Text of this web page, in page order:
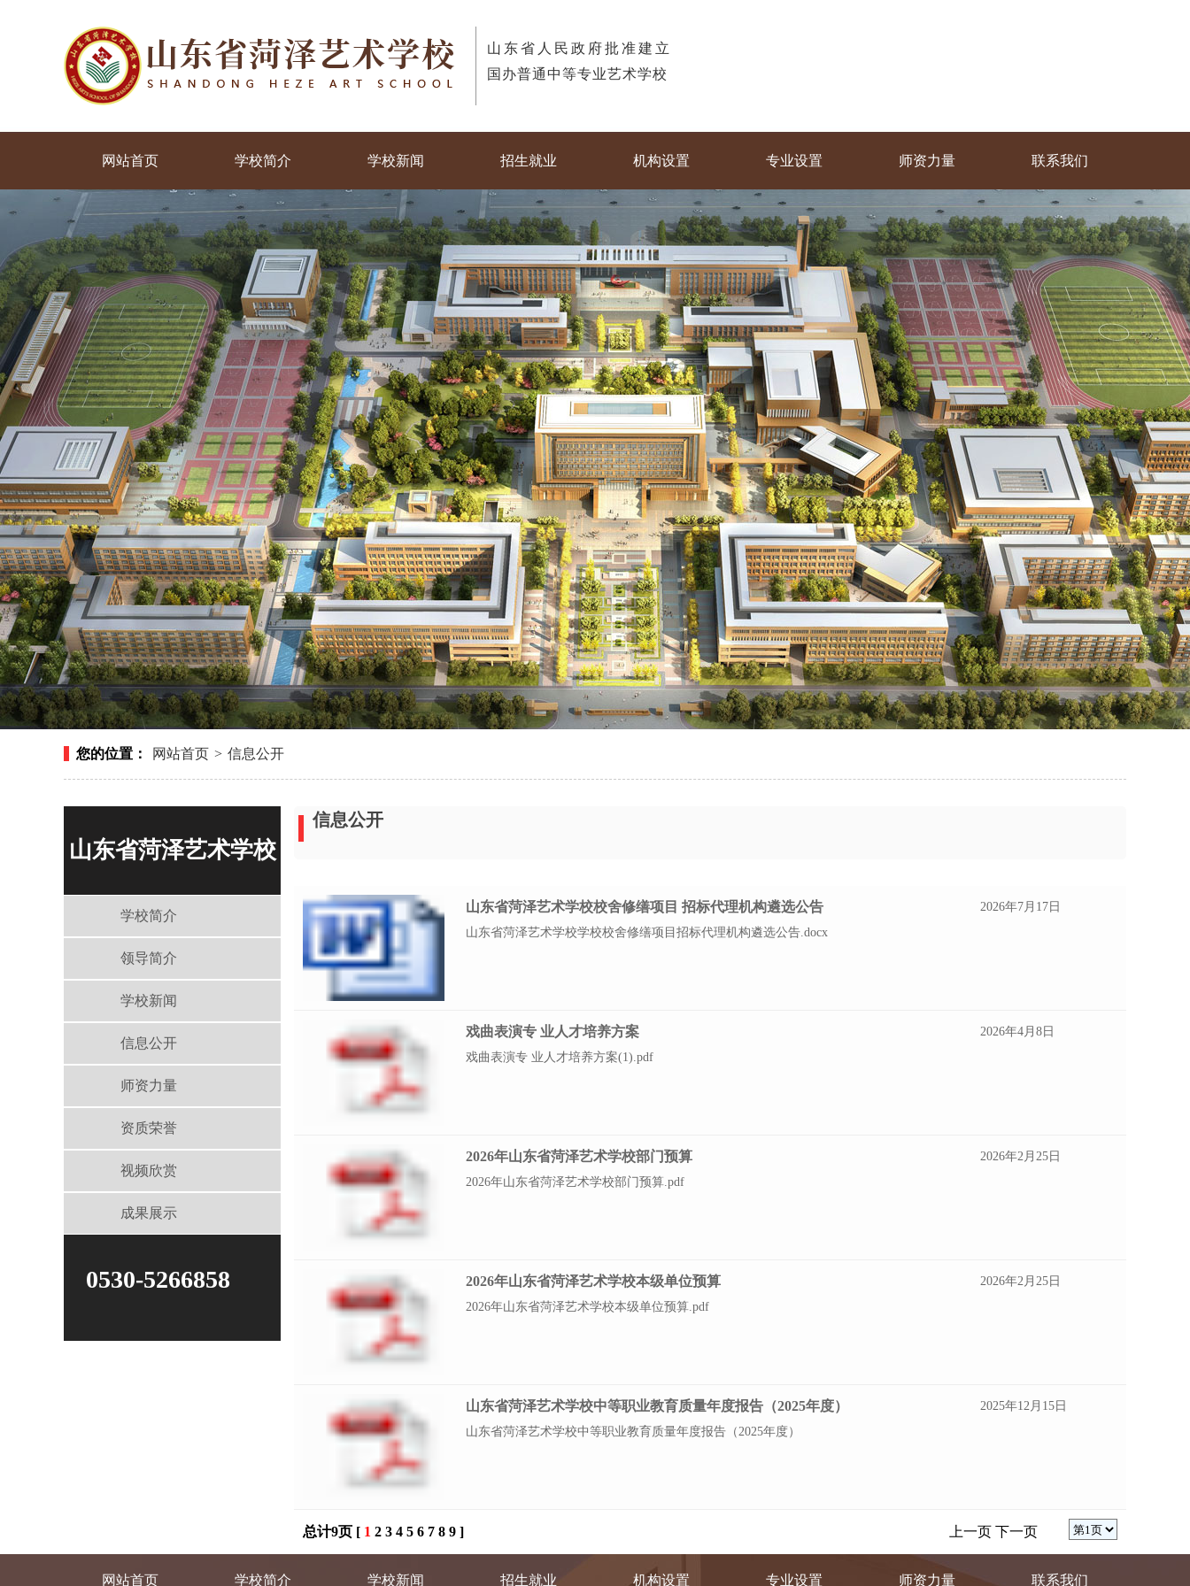
山东省人民政府批准建立
国办普通中等专业艺术学校
网站首页 学校简介 学校新闻 招生就业 机构设置 专业设置 师资力量 联系我们
您的位置： 网站首页 > 信息公开
山东省菏泽艺术学校
学校简介
领导简介
学校新闻
信息公开
师资力量
资质荣誉
视频欣赏
成果展示
0530-5266858
信息公开
山东省菏泽艺术学校校舍修缮项目 招标代理机构遴选公告
2026年7月17日
山东省菏泽艺术学校学校校舍修缮项目招标代理机构遴选公告.docx
戏曲表演专 业人才培养方案
2026年4月8日
戏曲表演专 业人才培养方案(1).pdf
2026年山东省菏泽艺术学校部门预算
2026年2月25日
2026年山东省菏泽艺术学校部门预算.pdf
2026年山东省菏泽艺术学校本级单位预算
2026年2月25日
2026年山东省菏泽艺术学校本级单位预算.pdf
山东省菏泽艺术学校中等职业教育质量年度报告（2025年度）
2025年12月15日
山东省菏泽艺术学校中等职业教育质量年度报告（2025年度）
总计9页 [ 1 2 3 4 5 6 7 8 9 ] 上一页 下一页
网站首页 学校简介 学校新闻 招生就业 机构设置 专业设置 师资力量 联系我们